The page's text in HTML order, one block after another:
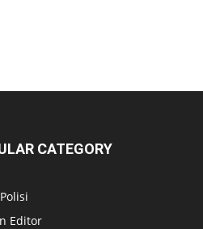
CATEGORY
Editor